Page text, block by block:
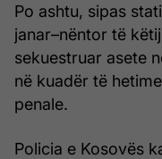
Po ashtu, sipas
janar–nëntor të
sekuestruar asete
në kuadër të
penale.
Policia e Kosovës